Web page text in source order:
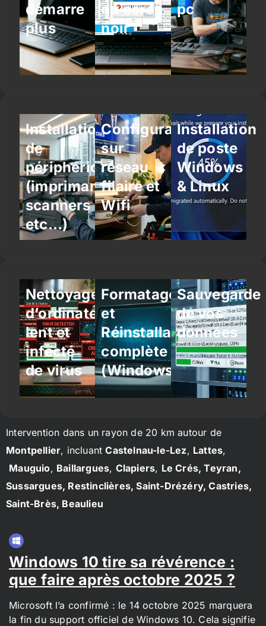
démarre
plus
ou écran
noir
pc
Installation
de
périphériques
(imprimantes,
scanners
etc…)
Configuration
sur
réseau
filaire et
Wifi
Installation
de poste
Windows
& Linux
Nettoyage
d’ordinateur
lent et
infecté
de virus
Formatage
et
Réinstallation
complète
(Windows/Linux)
Sauvegarde
de vos
données
Intervention dans un rayon de 20 km autour de
Montpellier, incluantCastelnau-le-Lez, Lattes,
Mauguio, Baillargues, Clapiers, Le Crés, Teyran,
Sussargues, Restinclières, Saint-Drézéry, Castries,
Saint-Brès, Beaulieu
Windows 10 tire sa révérence :
que faire après octobre 2025 ?
Microsoft l’a confirmé : le 14 octobre 2025 marquera
la fin du support officiel de Windows 10. Cela signifie